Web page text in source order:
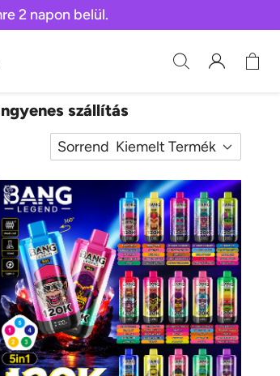
2 napon belül.
szállítás
Sorrend Kiemelt Termék